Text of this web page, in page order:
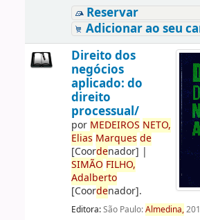
Reservar
Adicionar ao seu
Direito dos
negócios
aplicado: do
direito
processual/
por MEDEIROS NETO,
Elias Marques de
[Coordenador] |
SIMÃO FILHO,
Adalberto
[Coordenador].
Editora:São Paulo:Almedina,